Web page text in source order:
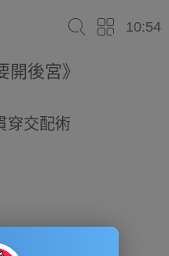
10:54
開後宮》
穿交配術